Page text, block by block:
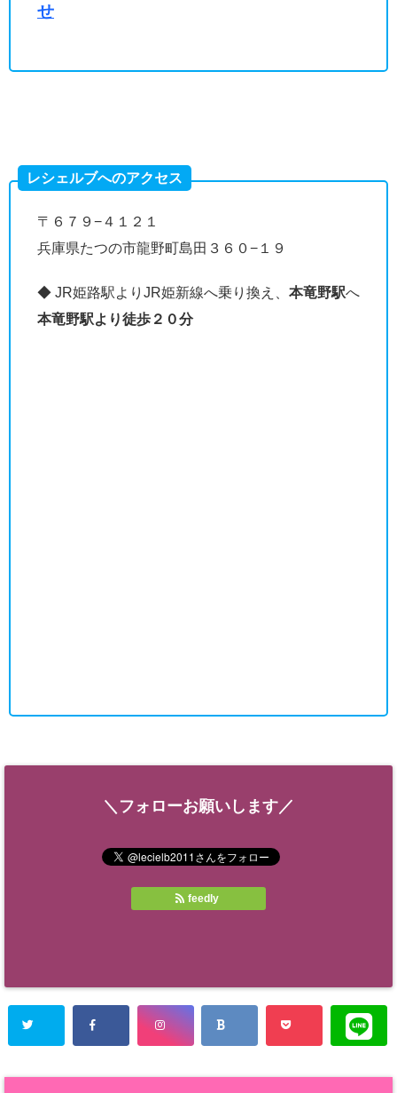
せ
レシェルブへのアクセス
〒６７９−４１２１
兵庫県たつの市龍野町島田３６０−１９
◆ JR姫路駅よりJR姫新線へ乗り換え、 本竜野駅へ
本竜野駅より徒歩２０分
＼フォローお願いします／
feedly